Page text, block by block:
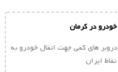
در کرمان
های کفی جهت انقال خودرو به
ایران